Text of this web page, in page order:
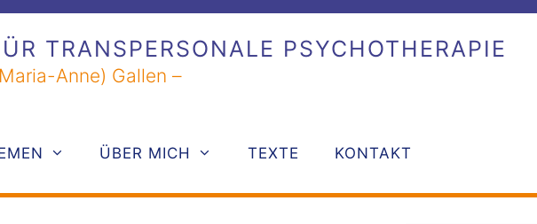
TRANSPERSONALE PSYCHOTHERAPIE
Anne) Gallen –
ÜBER MICH TEXTE KONTAKT